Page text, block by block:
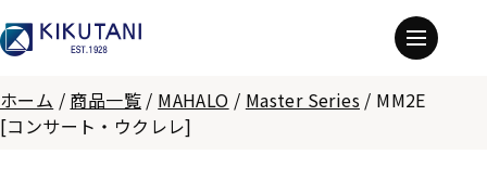
ホーム / 商品一覧 / MAHALO / Master Series / MM2E
[コンサート・ウクレレ]